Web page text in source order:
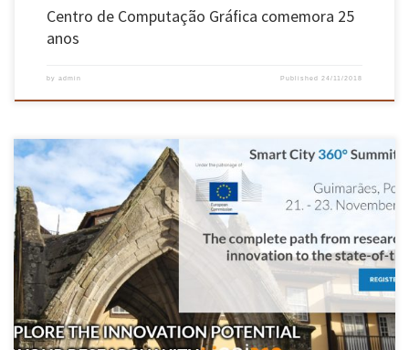
Centro de Computação Gráfica comemora 25
anos
by admin Published 24/11/2018
Sessão de abertura contou com as presenças do Secretário de Estado, José Mendes, da Chefe
da Representação da Comissão Europeia em Portugal, Sofia Colares Alves e do Vereador da
Câmara Municipal, Ricardo Costa. A IV edição da Smart City 360° Summit 2018, organizada
pelo Município de Guimarães, Universidade do Minho […]